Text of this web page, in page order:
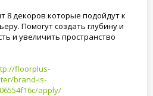
8 декоров которые подойдут к
Помогут создать глубину и
и увеличить пространство
floorplus-
brand-is-
apply/